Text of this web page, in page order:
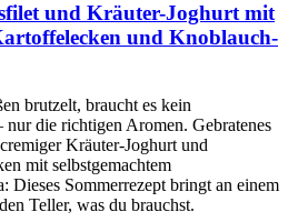
und Kräuter-Joghurt mit
und Knoblauch-
brutzelt, braucht es kein
nur die richtigen Aromen. Gebratenes
Kräuter-Joghurt und
mit selbstgemachtem
Dieses Sommerrezept bringt an einem
Teller, was du brauchst.